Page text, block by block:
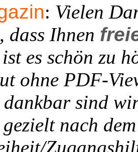
: Vielen
dass Ihnen
es schön zu
ohne PDF-
dankbar sind
nach